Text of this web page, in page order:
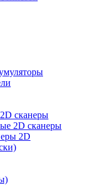
сканеры
2D сканеры
2D